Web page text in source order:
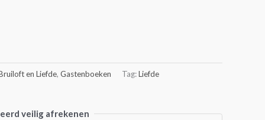
en Liefde, Gastenboeken Tag:Liefde
veilig afrekenen